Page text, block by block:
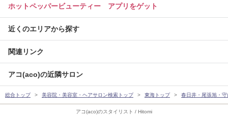
アコ(aco)のスタイリスト / Hitomi
ホットペッパービューティー アプリをゲット
近くのエリアから探す
関連リンク
アコ(aco)の近隣サロン
総合トップ 美容院・美容室・ヘアサロン検索トップ 東海トップ 春日井・尾張旭・